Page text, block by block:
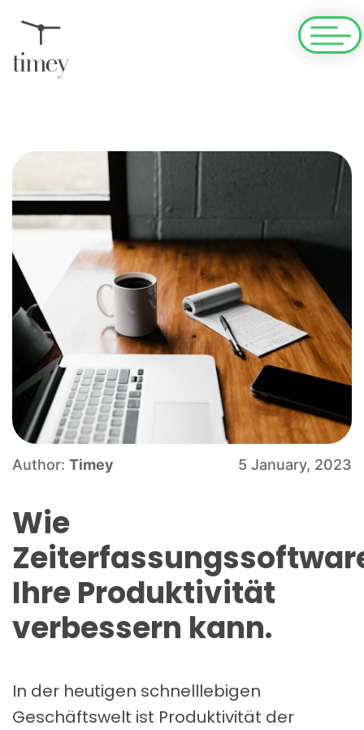
Author: Timey 5 January, 2023
Wie
Ihre Produktivität
verbessern kann.
In der heutigen schnelllebigen
Geschäftswelt ist Produktivität der